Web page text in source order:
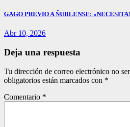
GAGO PREVIO A ÑUBLENSE:
Abr 10, 2026
Deja una respuesta
Tu dirección de correo electrónico no
obligatorios están marcados con *
Comentario *